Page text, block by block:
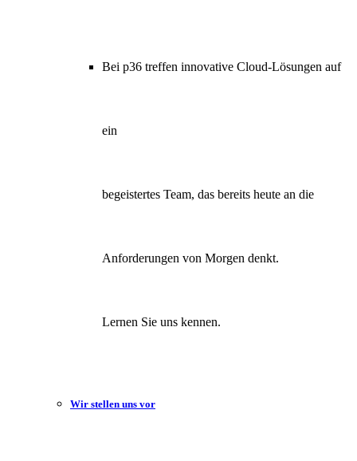
Bei p36 treffen innovative Cloud-Lösungen auf
ein
begeistertes Team, das bereits heute an die
Anforderungen von Morgen denkt.
Lernen Sie uns kennen.
Wir stellen uns vor